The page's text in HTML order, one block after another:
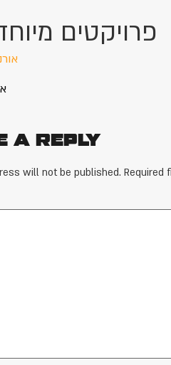
פרויקטים
a Reply
will not be published. Required